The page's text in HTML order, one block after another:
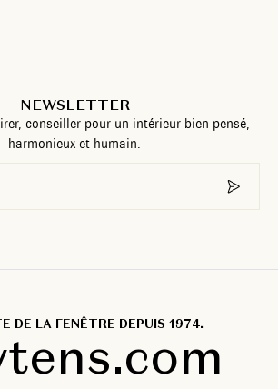
NEWSLETTER
conseiller pour un intérieur bien pensé,
harmonieux et humain.
DE LA FENÊTRE DEPUIS 1974.